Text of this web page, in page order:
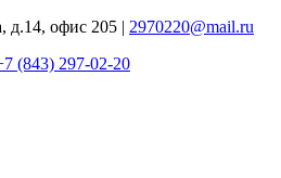
д.14, офис 205 | 2970220@mail.ru
(843) 297-02-20